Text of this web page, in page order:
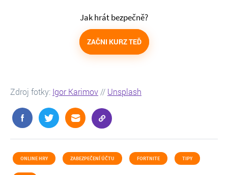
Jak hrát bezpečně?
ZAČNI KURZ TEĎ
Zdroj fotky: Igor Karimov // Unsplash
ONLINE HRY ZABEZPEČENÍ ÚČTU FORTNITE TIPY